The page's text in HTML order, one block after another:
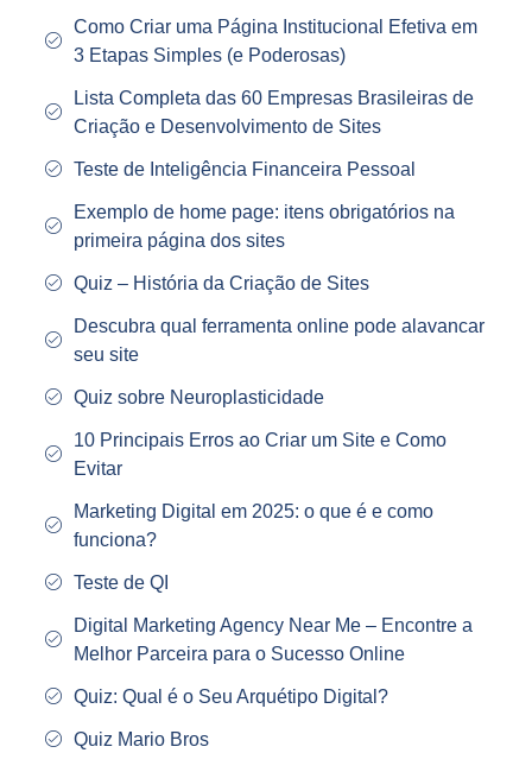
Como Criar uma Página Institucional Efetiva em
3 Etapas Simples (e Poderosas)
Lista Completa das 60 Empresas Brasileiras de
Criação e Desenvolvimento de Sites
Teste de Inteligência Financeira Pessoal
Exemplo de home page: itens obrigatórios na
primeira página dos sites
Quiz – História da Criação de Sites
Descubra qual ferramenta online pode alavancar
seu site
Quiz sobre Neuroplasticidade
10 Principais Erros ao Criar um Site e Como
Evitar
Marketing Digital em 2025: o que é e como
funciona?
Teste de QI
Digital Marketing Agency Near Me – Encontre a
Melhor Parceira para o Sucesso Online
Quiz: Qual é o Seu Arquétipo Digital?
Quiz Mario Bros